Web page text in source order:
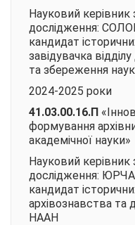
Науковий керівник
дослідження:
кандидат
завідувачка
та збереження
2024-2025 роки
41.03.00.16.П
формування
академічної науки»
Науковий керівник
дослідження:
кандидат
архівознавства
НААН